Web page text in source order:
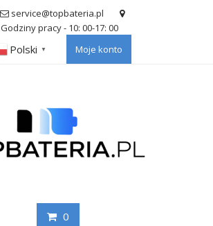
service@topbateria.pl
Godziny pracy - 10: 00-17: 00
Polski ▼ Moje konto
0